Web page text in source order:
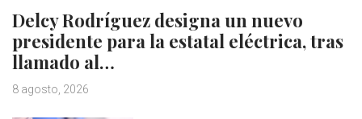
Delcy Rodríguez designa un nuevo
presidente para la estatal eléctrica, tras
llamado al…
8 agosto, 2026